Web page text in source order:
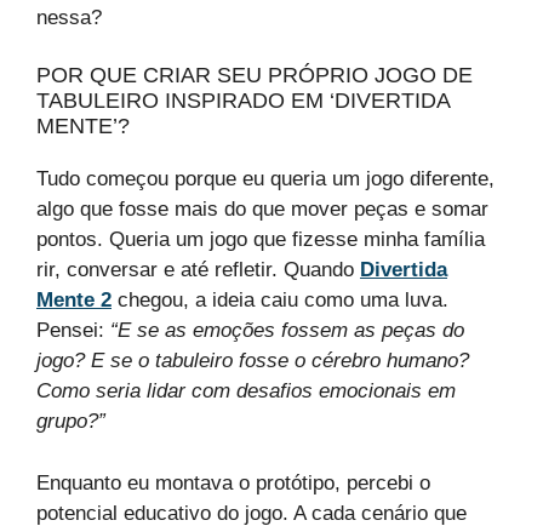
nessa?
POR QUE CRIAR SEU PRÓPRIO JOGO DE
TABULEIRO INSPIRADO EM ‘DIVERTIDA
MENTE’?
Tudo começou porque eu queria um jogo diferente,
algo que fosse mais do que mover peças e somar
pontos. Queria um jogo que fizesse minha família
rir, conversar e até refletir. Quando Divertida
Mente 2 chegou, a ideia caiu como uma luva.
Pensei: “E se as emoções fossem as peças do
jogo? E se o tabuleiro fosse o cérebro humano?
Como seria lidar com desafios emocionais em
grupo?”
Enquanto eu montava o protótipo, percebi o
potencial educativo do jogo. A cada cenário que